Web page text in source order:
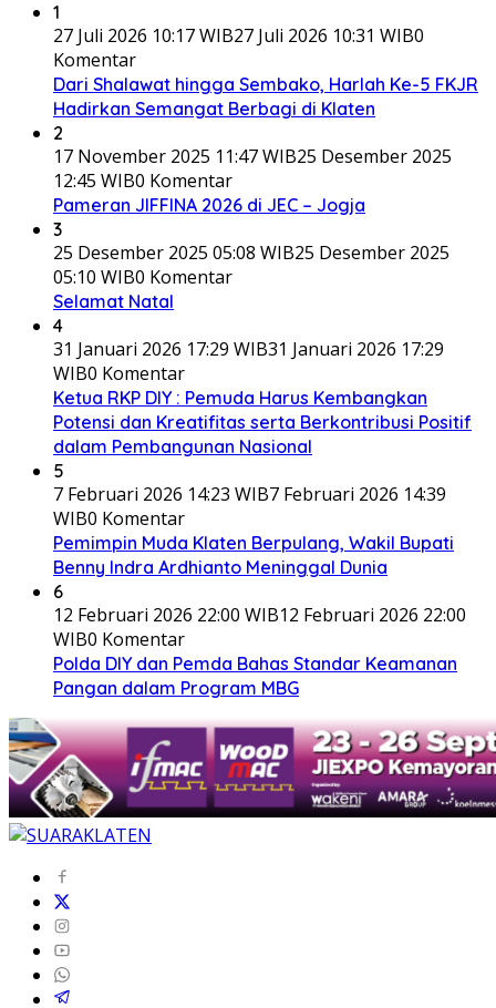
1
27 Juli 2026 10:17 WIB27 Juli 2026 10:31 WIB0
Komentar
Dari Shalawat hingga Sembako, Harlah Ke-5 FKJR
Hadirkan Semangat Berbagi di Klaten
2
17 November 2025 11:47 WIB25 Desember 2025
12:45 WIB0 Komentar
Pameran JIFFINA 2026 di JEC – Jogja
3
25 Desember 2025 05:08 WIB25 Desember 2025
05:10 WIB0 Komentar
Selamat Natal
4
31 Januari 2026 17:29 WIB31 Januari 2026 17:29
WIB0 Komentar
Ketua RKP DIY : Pemuda Harus Kembangkan
Potensi dan Kreatifitas serta Berkontribusi Positif
dalam Pembangunan Nasional
5
7 Februari 2026 14:23 WIB7 Februari 2026 14:39
WIB0 Komentar
Pemimpin Muda Klaten Berpulang, Wakil Bupati
Benny Indra Ardhianto Meninggal Dunia
6
12 Februari 2026 22:00 WIB12 Februari 2026 22:00
WIB0 Komentar
Polda DIY dan Pemda Bahas Standar Keamanan
Pangan dalam Program MBG